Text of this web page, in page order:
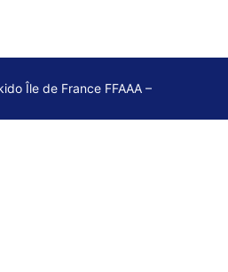
Île de France FFAAA –